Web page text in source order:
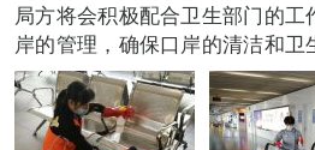
局方将会积极配合卫生部门的工
岸的管理，确保口岸的清洁和卫